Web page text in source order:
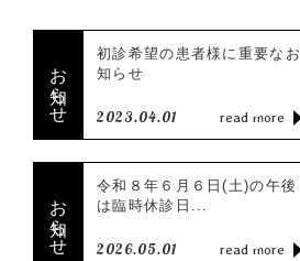
お知らせ
初診希望の患者様に重要なお
知らせ
2023.04.01 read more
お知らせ
令和８年６月６日(土)の午後
は臨時休診日...
2026.05.01 read more